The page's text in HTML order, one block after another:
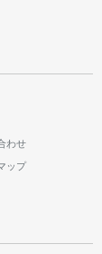
わせ
ップ